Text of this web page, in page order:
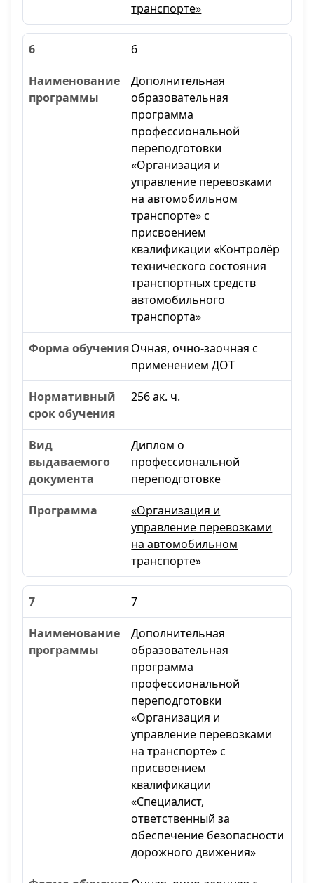
транспорте»
6
Дополнительная
образовательная
программа
профессиональной
переподготовки
«Организация и
управление перевозками
на автомобильном
транспорте» с
присвоением
квалификации «Контролёр
технического состояния
транспортных средств
автомобильного
транспорта»
Очная, очно-заочная с
применением ДОТ
256 ак. ч.
Диплом о
профессиональной
переподготовке
«Организация и
управление перевозками
на автомобильном
транспорте»
7
Дополнительная
образовательная
программа
профессиональной
переподготовки
«Организация и
управление перевозками
на транспорте» с
присвоением
квалификации
«Специалист,
ответственный за
обеспечение безопасности
дорожного движения»